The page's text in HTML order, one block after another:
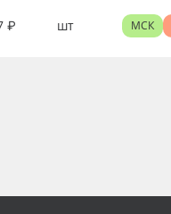
₽ шт МСК